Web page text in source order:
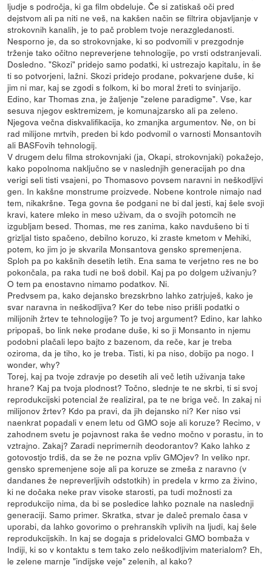
ljudje s področja, ki ga film obdeluje. Če si zatiskaš oči pred
dejstvom ali pa niti ne veš, na kakšen način se filtrira objavljanje v
strokovnih kanalih, je to pač problem tvoje nerazgledanosti.
Nesporno je, da so strokovnjake, ki so podvomili v prezgodnje
trženje tako očitno nepreverjene tehnologije, po vrsti odstranjevali.
Dosledno. "Skozi" pridejo samo podatki, ki ustrezajo kapitalu, in še
ti so potvorjeni, lažni. Skozi pridejo prodane, pokvarjene duše, ki
jim ni mar, kaj se zgodi s folkom, ki bo moral žreti to svinjarijo.
Edino, kar Thomas zna, je žaljenje "zelene paradigme". Vse, kar
sesuva njegov esktremizem, je komunajzarsko ali pa zeleno.
Njegova večna diskvalifikacija, ko zmanjka argumentov. Ne, on bi
rad milijone mrtvih, preden bi kdo podvomil o varnosti Monsantovih
ali BASFovih tehnologij.
V drugem delu filma strokovnjaki (ja, Okapi, strokovnjaki) pokažejo,
kako popolnoma naključno se v naslednjih generacijah po dna
verigi seli tisti vsajeni, po Thomasovo povsem naravni in neškodljivi
gen. In kakšne monstrume proizvede. Nobene kontrole nimajo nad
tem, nikakršne. Tega govna še podgani ne bi dal jesti, kaj šele svoji
kravi, katere mleko in meso uživam, da o svojih potomcih ne
izgubljam besed. Thomas, me res zanima, kako navdušeno bi ti
grizljal tisto spačeno, debilno koruzo, ki zraste kmetom v Mehiki,
potem, ko jim jo je skvarila Monsantova gensko spremenjena.
Sploh pa po kakšnih desetih letih. Ena sama te verjetno res ne bo
pokončala, pa raka tudi ne boš dobil. Kaj pa po dolgem uživanju?
O tem pa enostavno nimamo podatkov. Ni.
Predvsem pa, kako dejansko brezskrbno lahko zatrjuješ, kako je
svar naravna in neškodljiva? Ker do tebe niso prišli podatki o
milijonih žrtev te tehnologije? To je tvoj argument? Edino, kar lahko
pripopaš, bo link neke prodane duše, ki so ji Monsanto in njemu
podobni plačali lepo bajto z bazenom, da reče, kar je treba
oziroma, da je tiho, ko je treba. Tisti, ki pa niso, dobijo pa nogo. I
wonder, why?
Torej, kaj pa tvoje zdravje po desetih ali več letih uživanja take
hrane? Kaj pa tvoja plodnost? Točno, slednje te ne skrbi, ti si svoj
reprodukcijski potencial že realiziral, pa te ne briga več. In zakaj ni
milijonov žrtev? Kdo pa pravi, da jih dejansko ni? Ker niso vsi
naenkrat popadali v enem letu od GMO soje ali koruze? Recimo, v
zahodnem svetu je pojavnost raka še vedno močno v porastu, in to
vztrajno. Zakaj? Zaradi neprimernih deodorantov? Kako lahko z
gotovostjo trdiš, da se že ne pozna vpliv GMOjev? In veliko npr.
gensko spremenjene soje ali pa koruze se zmeša z naravno (v
dandanes že nepreverljivih odstotkih) in predela v krmo za živino,
ki ne dočaka neke prav visoke starosti, pa tudi možnosti za
reprodukcijo nima, da bi se posledice lahko poznale na naslednji
generaciji. Samo primer. Skratka, stvar je daleč premalo časa v
uporabi, da lahko govorimo o prehranskih vplivih na ljudi, kaj šele
reprodukcijskih. In kaj se dogaja s pridelovalci GMO bombaža v
Indiji, ki so v kontaktu s tem tako zelo neškodljivim materialom? Eh,
le zelene marnje "indijske veje" zelenih, al kako?